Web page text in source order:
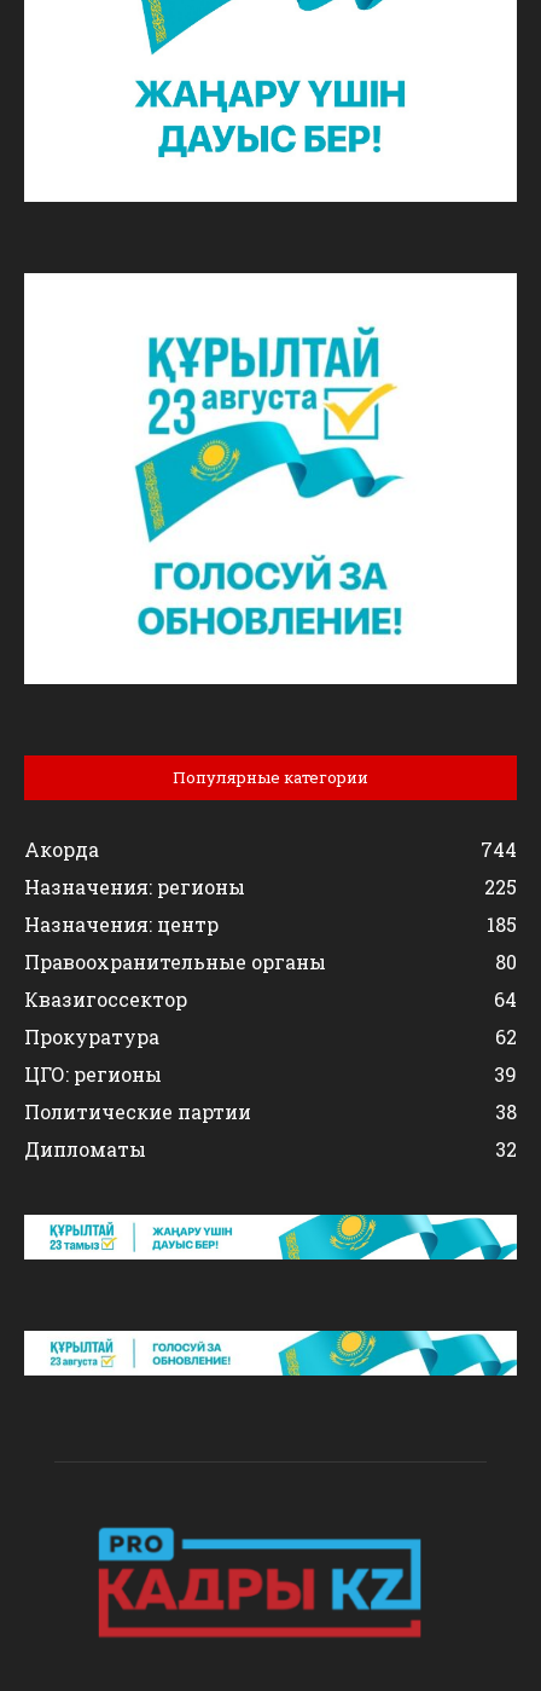
Популярные категории
Акорда
744
Назначения: регионы
225
Назначения: центр
185
Правоохранительные органы
80
Квазигоссектор
64
Прокуратура
62
ЦГО: регионы
39
Политические партии
38
Дипломаты
32